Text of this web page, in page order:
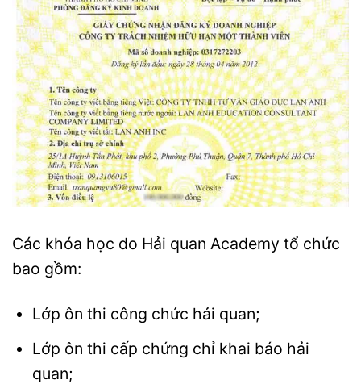
Các khóa học do Hải quan Academy tổ chức
bao gồm:
Lớp ôn thi công chức hải quan;
Lớp ôn thi cấp chứng chỉ khai báo hải
quan;